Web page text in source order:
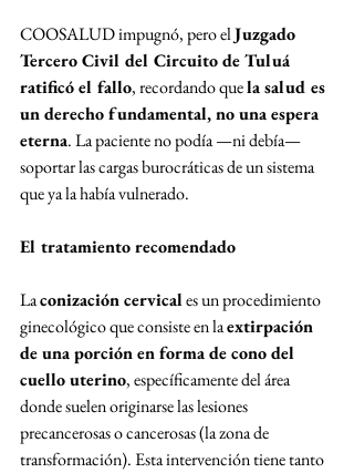
COOSALUD impugnó, pero el Juzgado
Tercero Civil del Circuito de Tuluá
ratificó el fallo, recordando que la salud es
un derecho fundamental, no una espera
eterna. La paciente no podía —ni debía—
soportar las cargas burocráticas de un sistema
que ya la había vulnerado.
El tratamiento recomendado
La conización cervical es un procedimiento
ginecológico que consiste en la extirpación
de una porción en forma de cono del
cuello uterino, específicamente del área
donde suelen originarse las lesiones
precancerosas o cancerosas (la zona de
transformación). Esta intervención tiene tanto